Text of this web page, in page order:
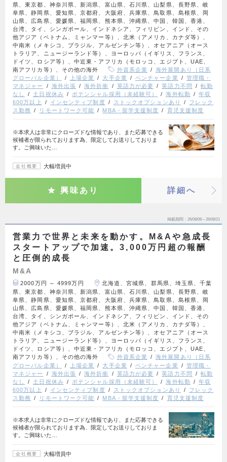
県、東京都、神奈川県、新潟県、富山県、石川県、山梨県、長野県、岐
阜県、静岡県、愛知県、京都府、大阪府、兵庫県、鳥取県、島根県、岡
山県、広島県、愛媛県、福岡県、熊本県、沖縄県、中国、韓国、香港、
台湾、タイ、シンガポール、インドネシア、フィリピン、インド、その
他アジア（ベトナム、ミャンマー等）、北米（アメリカ、カナダ等）、
中南米（メキシコ、ブラジル、アルゼンチン等）、オセアニア（オース
トラリア、ニュージーランド等）、ヨーロッパ（イギリス、フランス、
ドイツ、ロシア等）、中近東・アフリカ（モロッコ、エジプト、UAE、
南アフリカ等）、その他の海外
外資系企業
海外展開あり（日系
グローバル企業）
上場企業 大手企業 ベンチャー企業
管理職・
マネジャー
海外出張 海外折衝 英語力が必要 英語力不問
転勤
なし
土日祝休み ポテンシャル採用（未経験可） 海外転勤
年収
600万以上
インセンティブ制度 ストックオプションあり
フレック
ス勤務
リモートワーク可能 MBA・留学支援制度 育児支援制度
※本求人は非常にクローズドな情報であり、また応募できる
候補者が限られております為、限定してお送りしておりま
す。ご興味いた…
会社概要 大幅増員中
興味あり 詳細へ
掲載期間 26/08/08～26/08/21
営業力で世界と未来を動かす。M&Aや急成長
スタートアップで加速。3,000万円超の報酬
と圧倒的成長
M&A
2000万円 ～ 4999万円
北海道、宮城県、群馬県、埼玉県、千葉
県、東京都、神奈川県、新潟県、富山県、石川県、山梨県、長野県、岐
阜県、静岡県、愛知県、京都府、大阪府、兵庫県、鳥取県、島根県、岡
山県、広島県、愛媛県、福岡県、熊本県、沖縄県、中国、韓国、香港、
台湾、タイ、シンガポール、インドネシア、フィリピン、インド、その
他アジア（ベトナム、ミャンマー等）、北米（アメリカ、カナダ等）、
中南米（メキシコ、ブラジル、アルゼンチン等）、オセアニア（オース
トラリア、ニュージーランド等）、ヨーロッパ（イギリス、フランス、
ドイツ、ロシア等）、中近東・アフリカ（モロッコ、エジプト、UAE、
南アフリカ等）、その他の海外
外資系企業
海外展開あり（日系
グローバル企業）
上場企業 大手企業 ベンチャー企業
管理職・
マネジャー
海外出張 海外折衝 英語力が必要 英語力不問
転勤
なし
土日祝休み ポテンシャル採用（未経験可） 海外転勤
年収
600万以上
インセンティブ制度 ストックオプションあり
フレック
ス勤務
リモートワーク可能 MBA・留学支援制度 育児支援制度
※本求人は非常にクローズドな情報であり、また応募できる
候補者が限られております為、限定してお送りしておりま
す。ご興味いた…
会社概要 大幅増員中